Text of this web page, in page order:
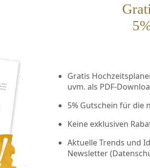
Gratis
uvm. als PDF-
5% Gutschein für die
Keine exklusiven
Aktuelle Trends und
Newsletter (